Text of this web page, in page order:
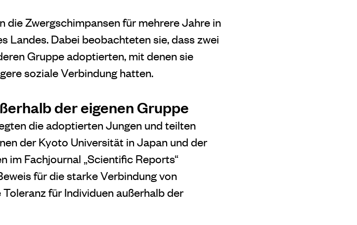
die Zwergschimpansen für mehrere Jahre in
Landes. Dabei beobachteten sie, dass zwei
Gruppe adoptierten, mit denen sie
soziale Verbindung hatten.
der eigenen Gruppe
die adoptierten Jungen und teilten
der Kyoto Universität in Japan und der
im Fachjournal „Scientific Reports“
für die starke Verbindung von
für Individuen außerhalb der